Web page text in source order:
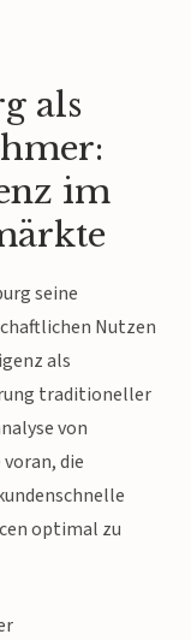
als
im
seine
Nutzen
als
traditioneller
von
die
optimal zu